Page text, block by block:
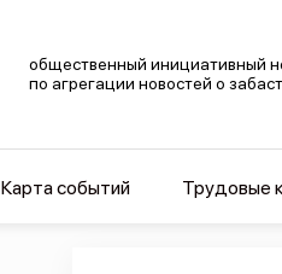
общественный инициативный
по агрегации новостей о
Карта событий Трудовые